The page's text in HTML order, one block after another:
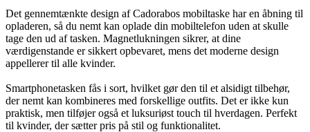
Det gennemtænkte design af Cadorabos mobiltaske har en åbning til
opladeren, så du nemt kan oplade din mobiltelefon uden at skulle
tage den ud af tasken. Magnetlukningen sikrer, at dine
værdigenstande er sikkert opbevaret, mens det moderne design
appellerer til alle kvinder.
Smartphonetasken fås i sort, hvilket gør den til et alsidigt tilbehør,
der nemt kan kombineres med forskellige outfits. Det er ikke kun
praktisk, men tilføjer også et luksuriøst touch til hverdagen. Perfekt
til kvinder, der sætter pris på stil og funktionalitet.